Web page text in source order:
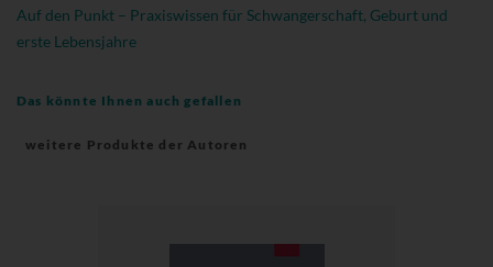
Auf den Punkt – Praxiswissen für Schwangerschaft, Geburt und
erste Lebensjahre
Das könnte Ihnen auch gefallen
weitere Produkte der Autoren